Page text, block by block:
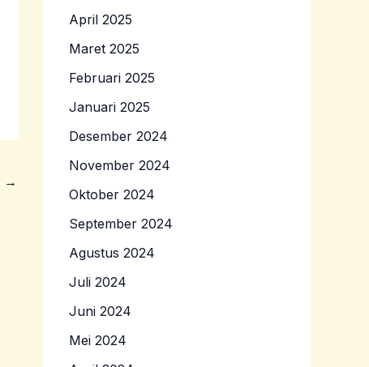
→
April 2025
Maret 2025
Februari 2025
Januari 2025
Desember 2024
November 2024
Oktober 2024
September 2024
Agustus 2024
Juli 2024
Juni 2024
Mei 2024